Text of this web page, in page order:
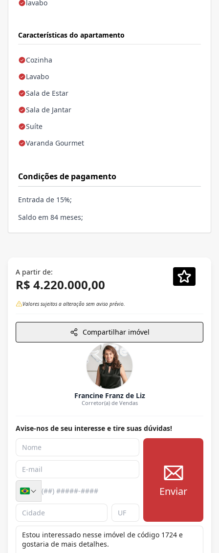
lavabo
Características do apartamento
Cozinha
Lavabo
Sala de Estar
Sala de Jantar
Suíte
Varanda Gourmet
Condições de pagamento
Entrada de 15%;
Saldo em 84 meses;
A partir de:
R$ 4.220.000,00
Valores sujeitos a alteração sem aviso prévio.
Compartilhar imóvel
Francine Franz de Liz
Corretor(a) de Vendas
Avise-nos de seu interesse e tire suas dúvidas!
Enviar